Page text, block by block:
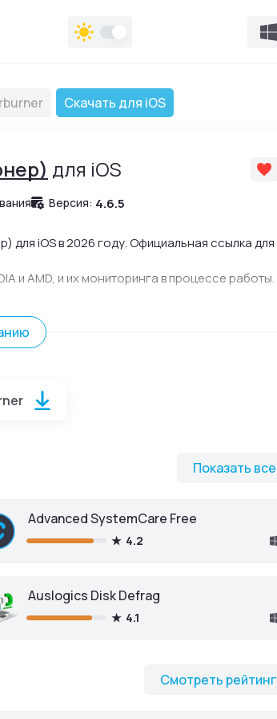
Скачать для iOS
для iOS
Версия: 4.6.5
iOS в 2026 году. Официальная ссылка для
и AMD, и их мониторинга в процессе работы.
Показать все
Advanced SystemCare Free
4.2
Auslogics Disk Defrag
4.1
Смотреть рейтинг